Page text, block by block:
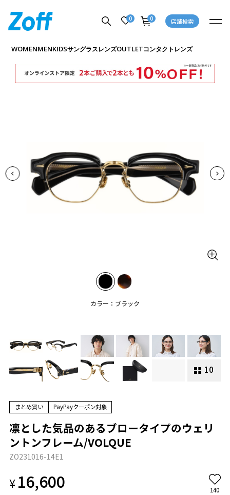
0 0 店舗検索
WOMENMENKIDSサングラスレンズOUTLETコンタクトレンズ
カラー：ブラック
10
商品詳細ページへ
まとめ買い PayPayクーポン対象
凛とした気品のあるブロータイプのウェリ
ントンフレーム/VOLQUE
ZO231016-14E1
¥16,600 140